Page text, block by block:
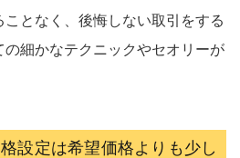
となく、後悔しない取引をする
細かなテクニックやセオリーが
設定は希望価格よりも少し